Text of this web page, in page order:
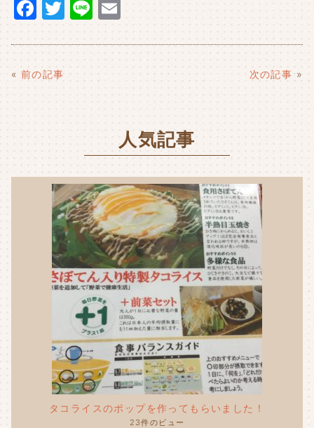
F
c
e
T
it
Li
e ai
« 前の記事 次の記事 »
人気記事
タコライスのポップを作ってもらいました！
23件のビュー